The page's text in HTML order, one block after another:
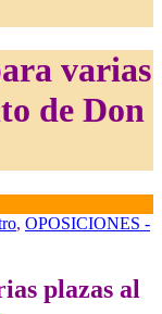
varias
de Don
, OPOSICIONES -
plazas al